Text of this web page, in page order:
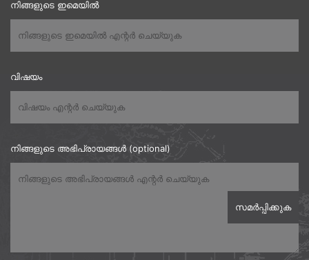
നിങ്ങളുടെ ഇമെയിൽ
വിഷയം
നിങ്ങളുടെ അഭിപ്രായങ്ങൾ (optional)